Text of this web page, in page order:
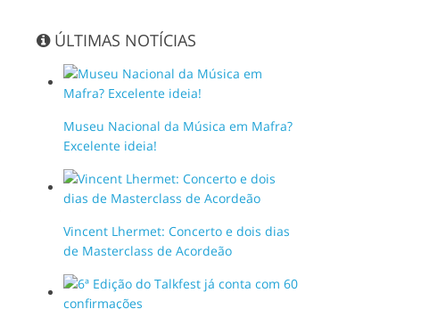
ÚLTIMAS NOTÍCIAS
Museu Nacional da Música em Mafra?
Excelente ideia!
Vincent Lhermet: Concerto e dois dias
de Masterclass de Acordeão